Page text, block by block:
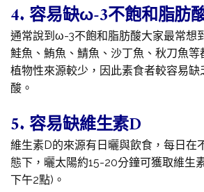
4. 容易缺ω-3不飽和脂肪
通常說到ω-3不飽和脂肪酸大家最常想
鮭魚、鮪魚、鯖魚、沙丁魚、秋刀魚等
植物性來源較少，因此素食者較容易
酸。
5. 容易缺維生素D
維生素D的來源有日曬與飲食，每日在
態下，曬太陽約15-20分鐘可獲取維生
下午2點)。